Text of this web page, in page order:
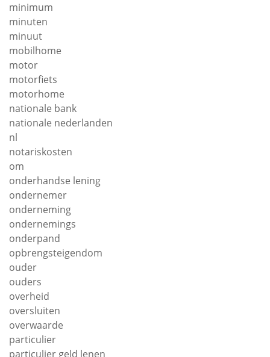
minimum
minuten
minuut
mobilhome
motor
motorfiets
motorhome
nationale bank
nationale nederlanden
nl
notariskosten
om
onderhandse lening
ondernemer
onderneming
ondernemings
onderpand
opbrengsteigendom
ouder
ouders
overheid
oversluiten
overwaarde
particulier
particulier geld lenen